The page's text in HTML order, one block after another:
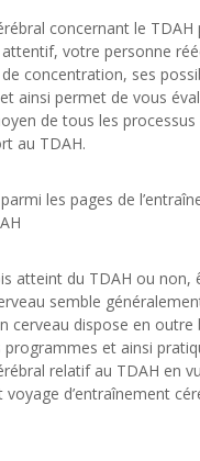
concernant le
votre personne
concentration, ses
ainsi permet de vous
de tous les processus
au TDAH.
les pages de
atteint du TDAH ou non,
semble
cerveau dispose en outre
programmes et ainsi
relatif au TDAH en
d’entraînement